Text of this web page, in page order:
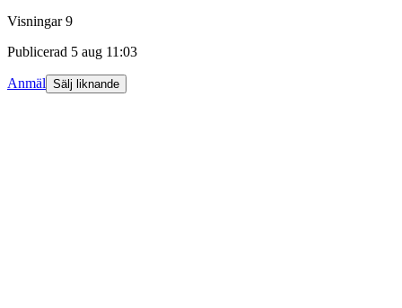
Visningar 9
Publicerad 5 aug 11:03
Anmäl Sälj liknande